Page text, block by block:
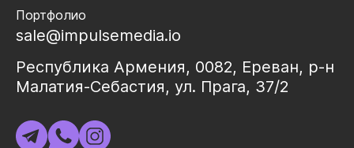
Портфолио
sale@impulsemedia.io
Республика Армения, 0082, Ереван, р-н
Малатия-Себастия, ул. Прага, 37/2